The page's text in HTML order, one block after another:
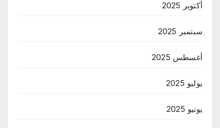
أكتوبر 2025
سبتمبر 2025
أغسطس 2025
يوليو 2025
يونيو 2025